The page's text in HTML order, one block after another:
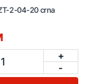
2-04-20 crna
1
+
-